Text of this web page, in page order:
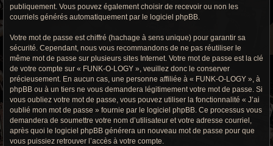
publiquement. Vous pouvez également choisir de recevoir ou non les
courriels générés automatiquement par le logiciel phpBB.
Votre mot de passe est chiffré (hachage à sens unique) pour garantir sa
sécurité. Cependant, nous vous recommandons de ne pas réutiliser le
même mot de passe sur plusieurs sites Internet. Votre mot de passe est la clé
de votre compte sur « FUNK-O-LOGY », veuillez donc le conserver
précieusement. En aucun cas, une personne affiliée à « FUNK-O-LOGY », à
phpBB ou à un tiers ne vous demandera légitimement votre mot de passe. Si
vous oubliez votre mot de passe, vous pouvez utiliser la fonctionnalité « J’ai
oublié mon mot de passe » fournie par le logiciel phpBB. Ce processus vous
demandera de soumettre votre nom d’utilisateur et votre adresse courriel,
après quoi le logiciel phpBB générera un nouveau mot de passe pour que
vous puissiez retrouver l’accès à votre compte.